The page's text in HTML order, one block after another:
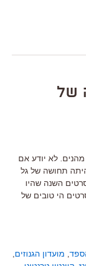
של
לא יודע אם
לא היתה תחושה של גל
השנה שהיו
הי טובים של
מועדון הגנוזים